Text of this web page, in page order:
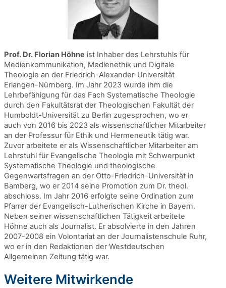
Prof. Dr. Florian Höhne ist Inhaber des Lehrstuhls für
Medienkommunikation, Medienethik und Digitale
Theologie an der Friedrich-Alexander-Universität
Erlangen-Nürnberg. Im Jahr 2023 wurde ihm die
Lehrbefähigung für das Fach Systematische Theologie
durch den Fakultätsrat der Theologischen Fakultät der
Humboldt-Universität zu Berlin zugesprochen, wo er
auch von 2016 bis 2023 als wissenschaftlicher Mitarbeiter
an der Professur für Ethik und Hermeneutik tätig war.
Zuvor arbeitete er als Wissenschaftlicher Mitarbeiter am
Lehrstuhl für Evangelische Theologie mit Schwerpunkt
Systematische Theologie und theologische
Gegenwartsfragen an der Otto-Friedrich-Universität in
Bamberg, wo er 2014 seine Promotion zum Dr. theol.
abschloss. Im Jahr 2016 erfolgte seine Ordination zum
Pfarrer der Evangelisch-Lutherischen Kirche in Bayern.
Neben seiner wissenschaftlichen Tätigkeit arbeitete
Höhne auch als Journalist. Er absolvierte in den Jahren
2007-2008 ein Volontariat an der Journalistenschule Ruhr,
wo er in den Redaktionen der Westdeutschen
Allgemeinen Zeitung tätig war.
Weitere Mitwirkende